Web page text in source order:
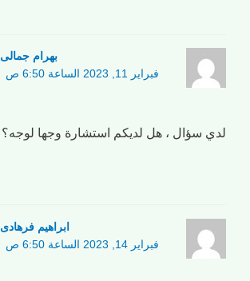
بهرام جمالی
فبراير 11, 2023 الساعة 6:50 ص
لدي سؤال ، هل لديكم استشارة وجها لوجه؟
ابراهیم فرهادی
فبراير 14, 2023 الساعة 6:50 ص